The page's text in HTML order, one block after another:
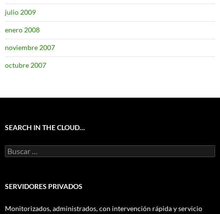
julio 2009
enero 2008
noviembre 2007
octubre 2007
SEARCH IN THE CLOUD…
Buscar:
SERVIDORES PRIVADOS
Monitorizados, administrados, con intervención rápida y servicio